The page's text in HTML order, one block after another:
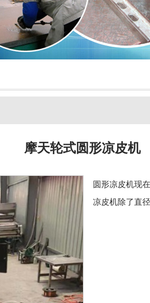
摩天轮式圆形凉皮机
圆形凉皮机现
凉皮机除了